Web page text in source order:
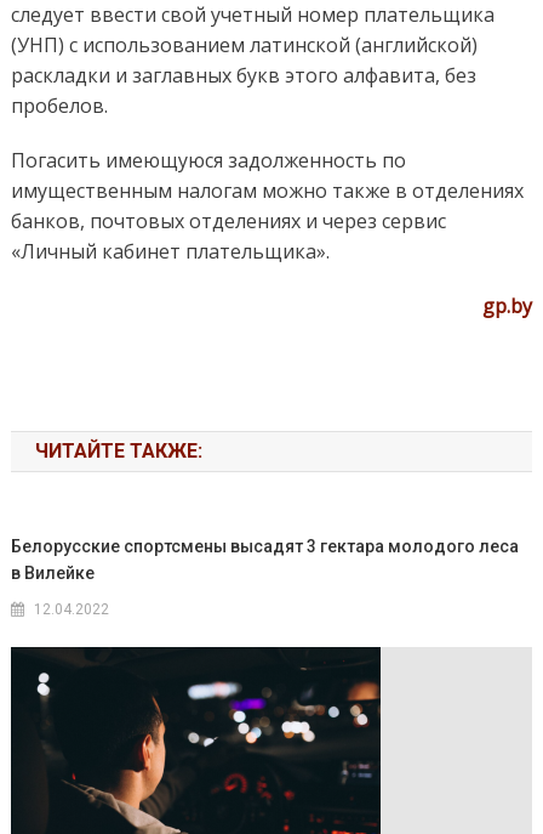
следует ввести свой учетный номер плательщика
(УНП) с использованием латинской (английской)
раскладки и заглавных букв этого алфавита, без
пробелов.
Погасить имеющуюся задолженность по
имущественным налогам можно также в отделениях
банков, почтовых отделениях и через сервис
«Личный кабинет плательщика».
gp.by
ЧИТАЙТЕ ТАКЖЕ:
Белорусские спортсмены высадят 3 гектара молодого леса
в Вилейке
12.04.2022